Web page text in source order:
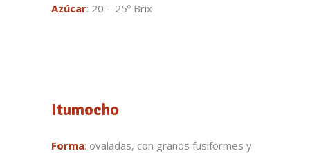
Azúcar: 20 – 25º Brix
Itumocho
Forma: ovaladas, con granos fusiformes y